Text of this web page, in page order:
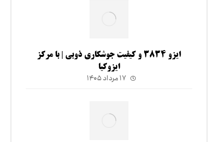
ایزو ۳۸۳۴ و کیفیت جوشکاری ذوبی | با مرکز
ایزوکیا
۱۷ مرداد ۱۴۰۵